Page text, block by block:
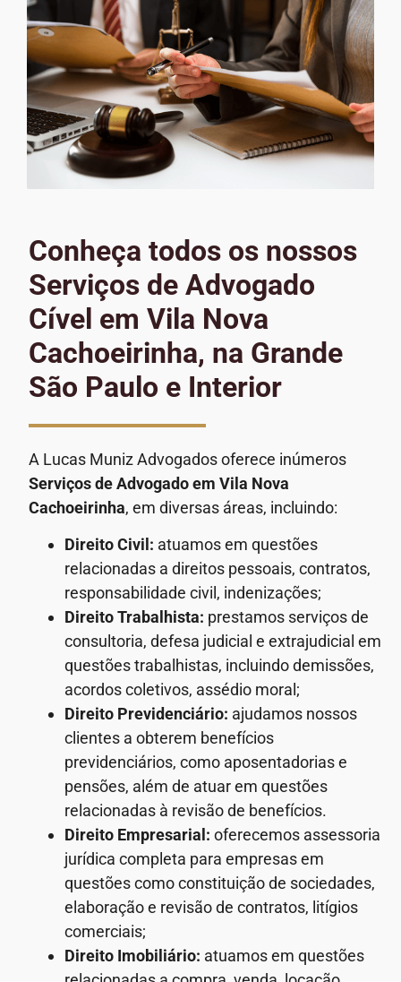
Conheça todos os nossos
Serviços de Advogado
Cível em Vila Nova
Cachoeirinha, na Grande
São Paulo e Interior
A Lucas Muniz Advogados oferece inúmeros
Serviços de Advogadoem Vila Nova
Cachoeirinha, em diversas áreas, incluindo:
Direito Civil: atuamos em questões
relacionadas a direitos pessoais, contratos,
responsabilidade civil, indenizações;
Direito Trabalhista: prestamos serviços de
consultoria, defesa judicial e extrajudicial em
questões trabalhistas, incluindo demissões,
acordos coletivos, assédio moral;
Direito Previdenciário: ajudamos nossos
clientes a obterem benefícios
previdenciários, como aposentadorias e
pensões, além de atuar em questões
relacionadas à revisão de benefícios.
Direito Empresarial: oferecemos assessoria
jurídica completa para empresas em
questões como constituição de sociedades,
elaboração e revisão de contratos, litígios
comerciais;
Direito Imobiliário: atuamos em questões